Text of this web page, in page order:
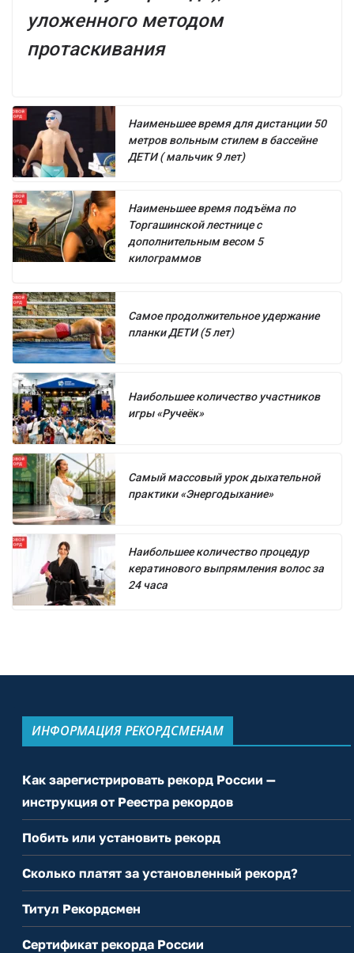
уложенного методом
протаскивания
Наименьшее время для дистанции 50
метров вольным стилем в бассейне
ДЕТИ ( мальчик 9 лет)
Наименьшее время подъёма по
Торгашинской лестнице с
дополнительным весом 5
килограммов
Самое продолжительное удержание
планки ДЕТИ (5 лет)
Наибольшее количество участников
игры «Ручеёк»
Самый массовый урок дыхательной
практики «Энергодыхание»
Наибольшее количество процедур
кератинового выпрямления волос за
24 часа
ИНФОРМАЦИЯ РЕКОРДСМЕНАМ
Как зарегистрировать рекорд России —
инструкция от Реестра рекордов
Побить или установить рекорд
Сколько платят за установленный рекорд?
Титул Рекордсмен
Сертификат рекорда России